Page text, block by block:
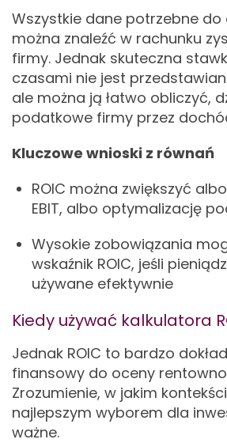
Wszystkie dane potrzebne do
można znaleźć w rachunku
firmy. Jednak skuteczna
czasami nie jest
ale można ją łatwo obliczyć,
podatkowe firmy przez
Kluczowe wnioski z równań
ROIC można zwiększyć
EBIT, albo optymalizację
Wysokie zobowiązania
wskaźnik ROIC, jeśli
używane efektywnie
Kiedy używać kalkulatora
Jednak ROIC to bardzo
finansowy do oceny
Zrozumienie, w jakim
najlepszym wyborem dla
ważne.